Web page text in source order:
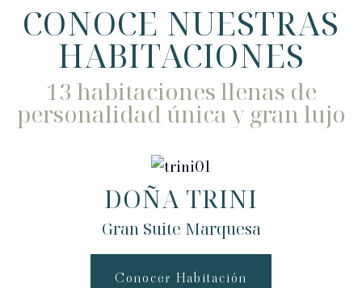
CONOCE NUESTRAS
HABITACIONES
13 habitaciones llenas de
personalidad única y gran lujo
DOÑA TRINI
Gran Suite Marquesa
Conocer Habitación